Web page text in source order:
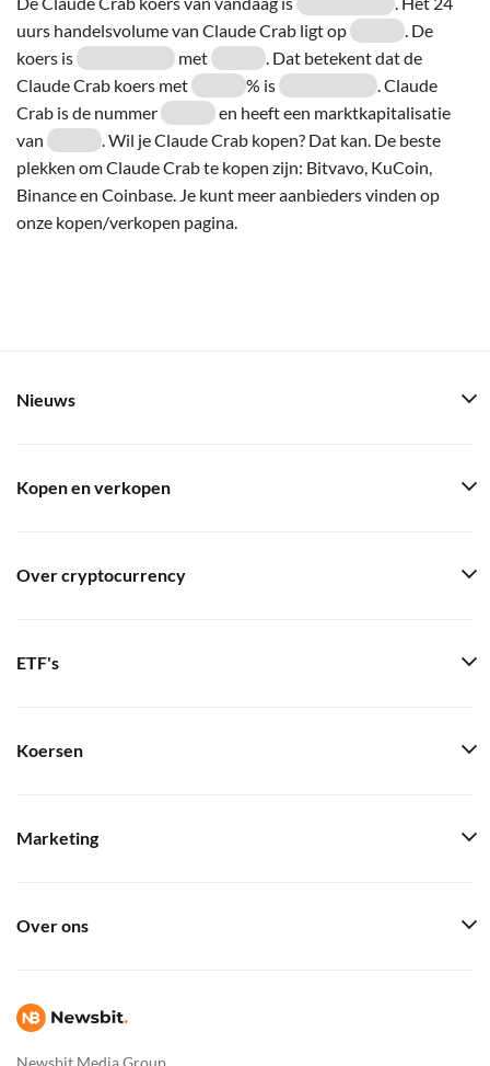
uurs handelsvolume van Claude Crab ligt op
. De
koers is
met
. Dat betekent dat de
Claude Crab koers met
% is
. Claude
Crab is de nummer
en heeft een marktkapitalisatie
van
. Wil je Claude Crab kopen? Dat kan. De beste
plekken om Claude Crab te kopen zijn: Bitvavo, KuCoin,
Binance en Coinbase. Je kunt meer aanbieders vinden op
onze kopen/verkopen pagina.
Newsbit Media Group
Nieuws
Kopen en verkopen
Over cryptocurrency
ETF's
Koersen
Marketing
Over ons